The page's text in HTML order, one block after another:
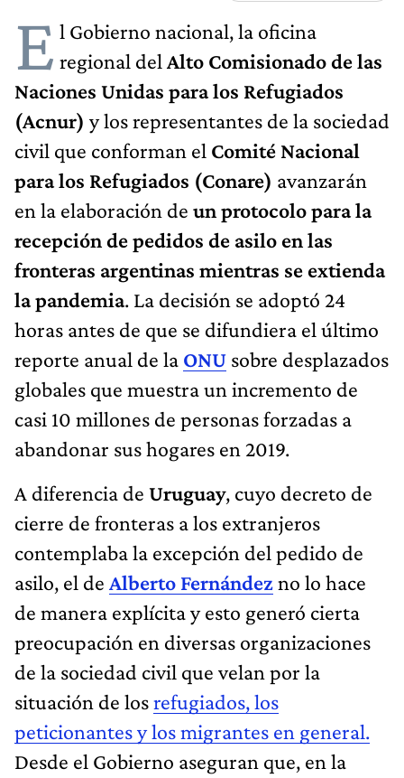
E l Gobierno nacional, la oficina
regional del Alto Comisionado de las
Naciones Unidas para los Refugiados
(Acnur) y los representantes de la sociedad
civil que conforman el Comité Nacional
para los Refugiados (Conare) avanzarán
en la elaboración de un protocolo para la
recepción de pedidos de asilo en las
fronteras argentinas mientras se extienda
la pandemia. La decisión se adoptó 24
horas antes de que se difundiera el último
reporte anual de la ONU sobre desplazados
globales que muestra un incremento de
casi 10 millones de personas forzadas a
abandonar sus hogares en 2019.
A diferencia de Uruguay, cuyo decreto de
cierre de fronteras a los extranjeros
contemplaba la excepción del pedido de
asilo, el de Alberto Fernándezno lo hace
de manera explícita y esto generó cierta
preocupación en diversas organizaciones
de la sociedad civil que velan por la
situación de losrefugiados, los
peticionantes y los migrantes en general.
Desde el Gobierno aseguran que, en la